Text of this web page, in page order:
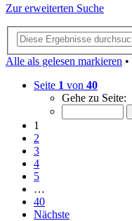
Zur erweiterten Suche
Alle als gelesen markieren
Seite 1 von 40
Gehe zu Seite:
1
2
3
4
5
…
40
Nächste